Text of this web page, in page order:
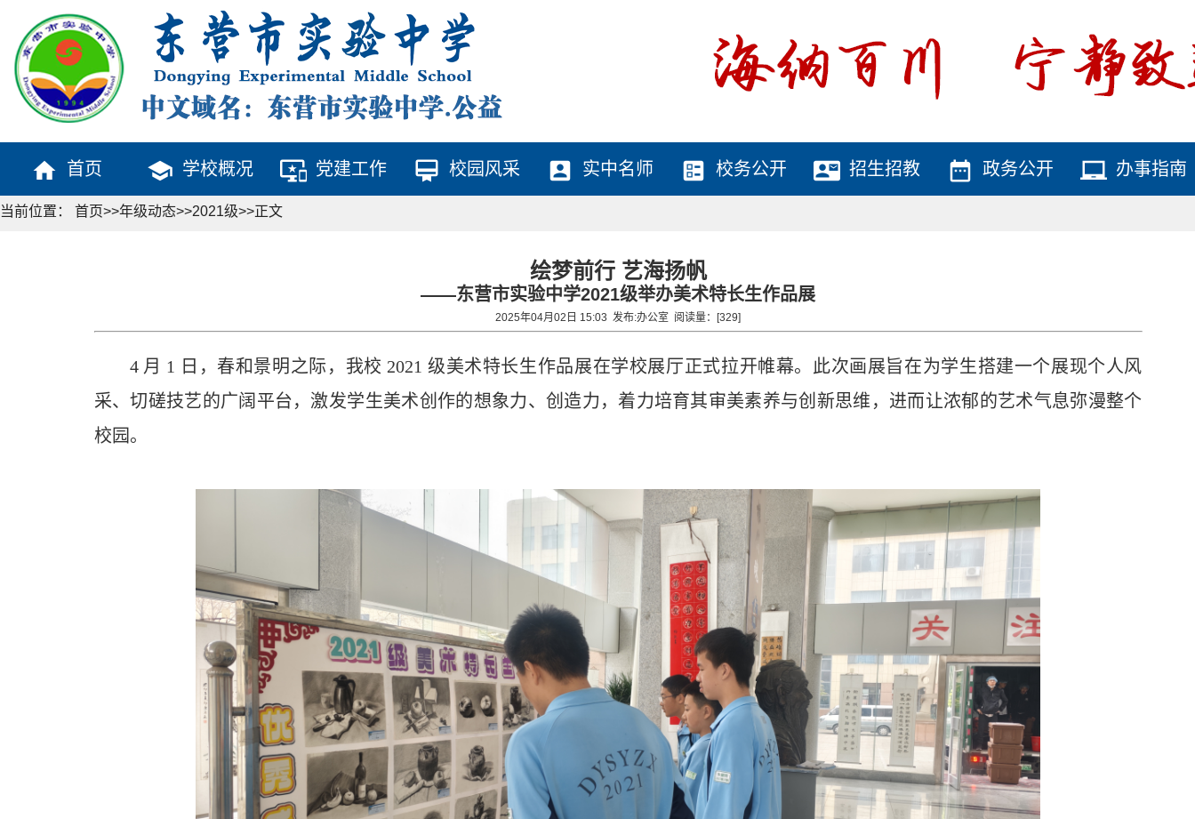
home 首页 school 学校概况 important_devices 党建工作 card_membership 校园风采 account_box 实中名师 ballot 校务公开 contact_mail 招生招教 date_range 政务公开 laptop_chromebook 办事指南
当前位置： 首页>>年级动态>>2021级>>正文
绘梦前行 艺海扬帆
——东营市实验中学2021级举办美术特长生作品展
2025年04月02日 15:03 发布:办公室 阅读量：[329]
4 月 1 日，春和景明之际，我校 2021 级美术特长生作品展在学校展厅正式拉开帷幕。此次画展旨在为学生搭建一个展现个人风
采、切磋技艺的广阔平台，激发学生美术创作的想象力、创造力，着力培育其审美素养与创新思维，进而让浓郁的艺术气息弥漫整个
校园。